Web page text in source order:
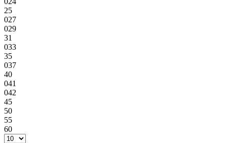
25
027
029
31
033
35
037
40
041
042
45
50
55
60